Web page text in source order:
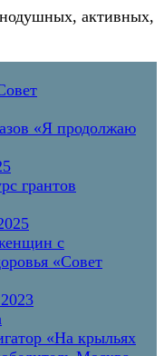
активных,
«Я продолжаю
грантов
с
«Совет
«На крыльях